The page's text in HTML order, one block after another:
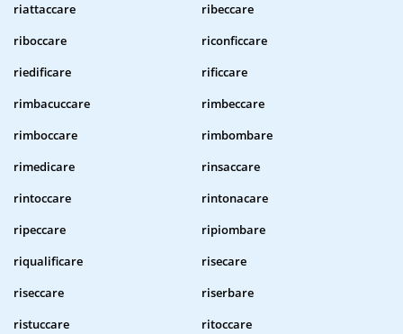
riattaccare
ribeccare
riboccare
riconficcare
riedificare
rificcare
rimbacuccare
rimbeccare
rimboccare
rimbombare
rimedicare
rinsaccare
rintoccare
rintonacare
ripeccare
ripiombare
riqualificare
risecare
riseccare
riserbare
ristuccare
ritoccare